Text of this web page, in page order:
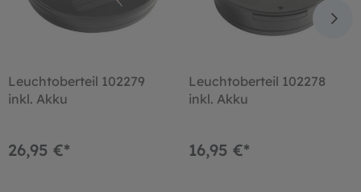
Leuchtoberteil 102279
inkl. Akku
26,95 €*
Leuchtoberteil 102278
inkl. Akku
16,95 €*